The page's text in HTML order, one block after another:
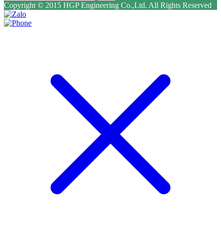
Copyright © 2015 HGP Engineering Co.,Ltd. All Rights Reserved